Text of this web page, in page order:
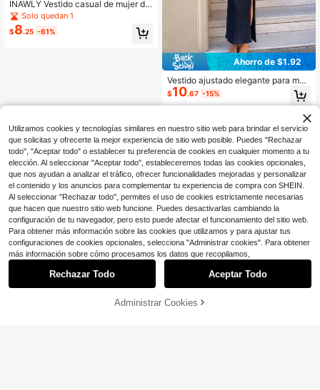
INAWLY Vestido casual de mujer de
unicolor con manga larga y bajo co
n abertura, otoño/invierno
Solo quedan 1
$8.25 -61%
Ahorro de $1.92
Vestido ajustado elegante para muj
er con manga larga, cuello en V, tex
tura acanalada y abertura lateral en
$10.67 -15%
¡57% DE DESCUENTO!
Utilizamos cookies y tecnologías similares en nuestro sitio web para brindar el servicio
que solicitas y ofrecerte la mejor experiencia de sitio web posible. Puedes "Rechazar
todo", "Aceptar todo" o establecer tu preferencia de cookies en cualquier momento a tu
elección. Al seleccionar "Aceptar todo", estableceremos todas las cookies opcionales,
que nos ayudan a analizar el tráfico, ofrecer funcionalidades mejoradas y personalizar
el contenido y los anuncios para complementar tu experiencia de compra con SHEIN.
Al seleccionar "Rechazar todo", permites el uso de cookies estrictamente necesarias
que hacen que nuestro sitio web funcione. Puedes desactivarlas cambiando la
configuración de tu navegador, pero esto puede afectar el funcionamiento del sitio web.
Para obtener más información sobre las cookies que utilizamos y para ajustar tus
configuraciones de cookies opcionales, selecciona "Administrar cookies". Para obtener
más información sobre cómo procesamos los datos que recopilamos,
Rechazar Todo Aceptar Todo
Administrar Cookies